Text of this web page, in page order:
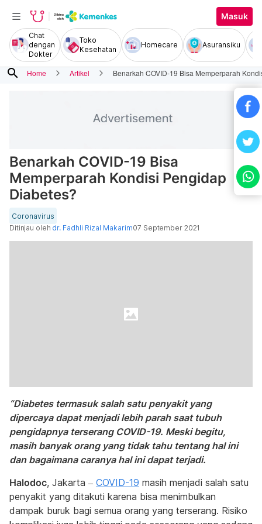
Masuk
Chat
dengan
Dokter
Toko
Kesehatan
Homecare Asuransiku
search Home Artikel Benarkah COVID-19 Bisa Memperparah
Benarkah COVID-19 Bisa
Memperparah Kondisi Pengidap
Diabetes?
Coronavirus
Ditinjau oleh dr. Fadhli Rizal Makarim07 September 2021
“Diabetes termasuk salah satu penyakit yang
dipercaya dapat menjadi lebih parah saat tubuh
pengidapnya terserang COVID-19. Meski begitu,
masih banyak orang yang tidak tahu tentang hal ini
dan bagaimana caranya hal ini dapat terjadi.
Halodoc, Jakarta – COVID-19 masih menjadi salah satu
penyakit yang ditakuti karena bisa menimbulkan
dampak buruk bagi semua orang yang terserang. Risiko